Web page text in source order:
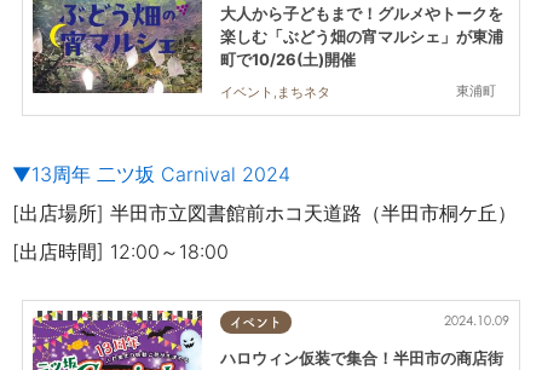
東浦町
大人から子どもまで！グルメやトークを
楽しむ「ぶどう畑の宵マルシェ」が東浦
町で10/26(土)開催
イベント,まちネタ
▼13周年 二ツ坂 Carnival 2024
[出店場所] 半田市立図書館前ホコ天道路（半田市桐ケ丘）
[出店時間] 12:00～18:00
イベント 2024.10.09
ハロウィン仮装で集合！半田市の商店街